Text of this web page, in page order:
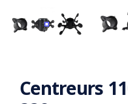
CENTREUR S50-
Centreurs